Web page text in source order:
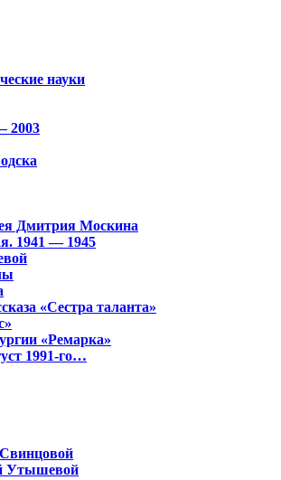
науки
2003
Дмитрия Москина
1941 — 1945
«Сестра таланта»
«Ремарка»
1991-го…
Утышевой